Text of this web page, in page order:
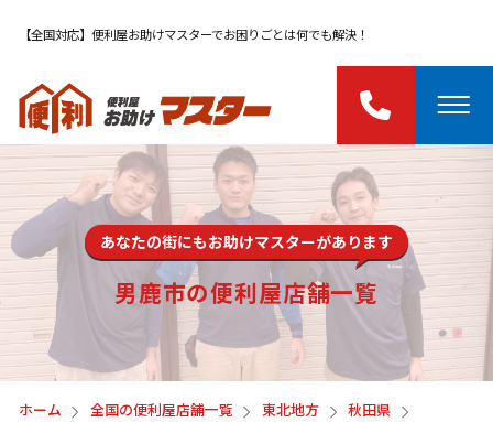
【全国対応】便利屋お助けマスターでお困りごとは何でも解決！
あなたの街にもお助けマスターがあります
男鹿市の便利屋店舗一覧
ホーム 全国の便利屋店舗一覧 東北地方
秋田県